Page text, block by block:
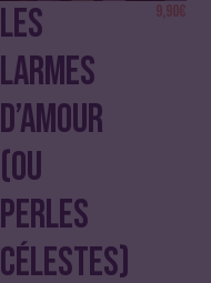
LES
LARMES
D’AMOUR
(OU
PERLES
CÉLESTES)
9,90€